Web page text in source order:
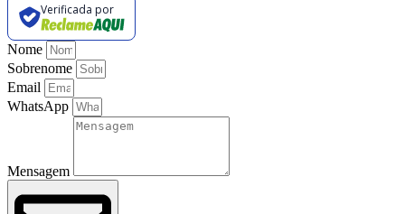
Verificada por
Nome
Sobrenome
Email
WhatsApp
Mensagem